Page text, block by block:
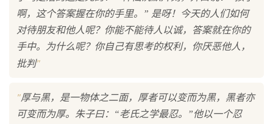
啊，这个答案握在你的手里。” 是呀！今天的人们如何
对待朋友和他人呢？你能不能待人以诚，答案就在你的
手中。为什么呢？你自己有思考的权利，你厌恶他人，
批判"
"厚与黑，是一物体之二面，厚者可以变而为黑，黑者亦
可变而为厚。朱子曰：“老氏之学最忍。”他以一个忍